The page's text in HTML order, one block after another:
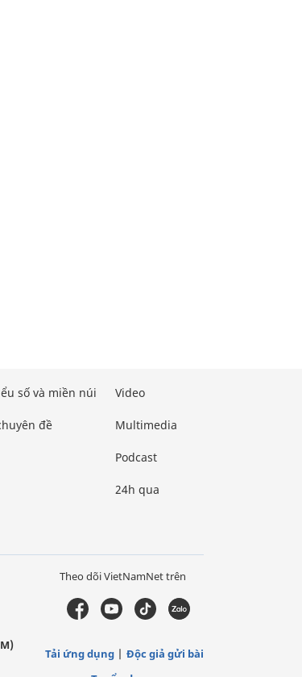
số và miền núi
đề
Video
Multimedia
Podcast
24h qua
Theo dõi VietNamNet trên
Tải ứng dụng
Độc giả gửi bài